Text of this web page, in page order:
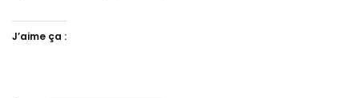
J’aime ça :